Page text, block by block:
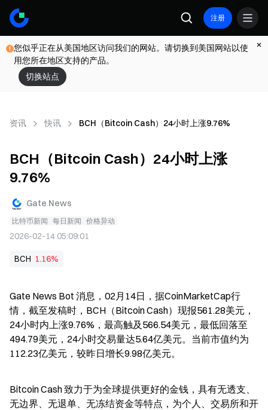
注册
您似乎正在从美国地区访问我们的网站。请切换到美国网站以使
用您所在地区支持的产品。
切换站点
资讯 快讯 BCH（Bitcoin Cash）24小时上涨9.76%
BCH（Bitcoin Cash）24小时上涨
9.76%
Gate News
比特币新闻 每日新闻 价格异动
2026-02-14 05:09:01
BCH 1.16%
Gate News Bot 消息，02月14日，据CoinMarketCap行
情，截至发稿时，BCH（Bitcoin Cash）现报561.28美元，
24小时内上涨9.76%，最高触及566.54美元，最低回落至
494.79美元，24小时交易量达5.64亿美元。当前市值约为
112.23亿美元，较昨日增长9.98亿美元。
Bitcoin Cash 致力于为全球提供更好的金钱，具有无透支、
无边界、无退单、无冻结资金等特点，为个人、交易所和开